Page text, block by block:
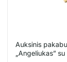
Auksinis
„Angeliukas”